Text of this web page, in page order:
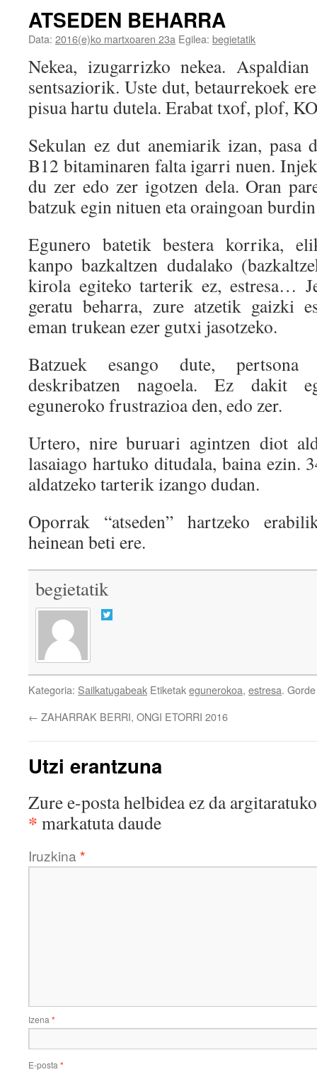
ATSEDEN BEHARRA
Data: 2016(e)ko martxoaren 23a Egilea: begietatik
Nekea, izugarrizko nekea.
sentsaziorik. Uste dut, betaurrekoek
pisua hartu dutela. Erabat txof, plof,
Sekulan ez dut anemiarik izan, pasa
B12 bitaminaren falta igarri nuen.
du zer edo zer igotzen dela. Oran
batzuk egin nituen eta oraingoan
Egunero batetik bestera korrika,
kanpo bazkaltzen dudalako
kirola egiteko tarterik ez, estresa…
geratu beharra, zure atzetik gaizki
eman trukean ezer gutxi jasotzeko.
Batzuek esango dute, pertsona
deskribatzen nagoela. Ez dakit
eguneroko frustrazioa den, edo zer.
Urtero, nire buruari agintzen diot
lasaiago hartuko ditudala, baina ezin.
aldatzeko tarterik izango dudan.
Oporrak “atseden” hartzeko
heinean beti ere.
begietatik
Kategoria: Sailkatugabeak Etiketakegunerokoa, estresa.
← ZAHARRAK BERRI, ONGI ETORRI 2016
Utzi erantzuna
Zure e-posta helbidea ez da
* markatuta daude
Iruzkina *
Izena *
E-posta *